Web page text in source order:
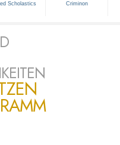
Scholastics Criminon